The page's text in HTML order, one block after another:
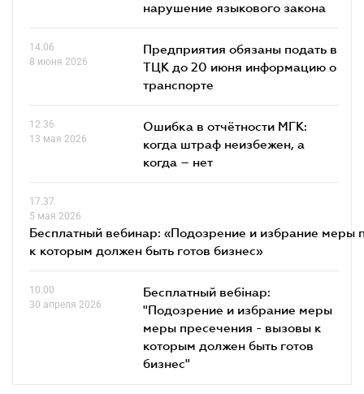
нарушение языкового закона
14.06
8 июня 2026
Предприятия обязаны подать в
ТЦК до 20 июня информацию о
транспорте
12.36
13 мая 2026
Ошибка в отчётности МГК:
когда штраф неизбежен, а
когда – нет
17.37
5 мая 2026
Бесплатный вебинар: «Подозрение и избрание меры
к которым должен быть готов бизнес»
10.00
30 апреля 2026
Бесплатный вебінар:
"Подозрение и избрание меры
меры пресечения - вызовы к
которым должен быть готов
бизнес"